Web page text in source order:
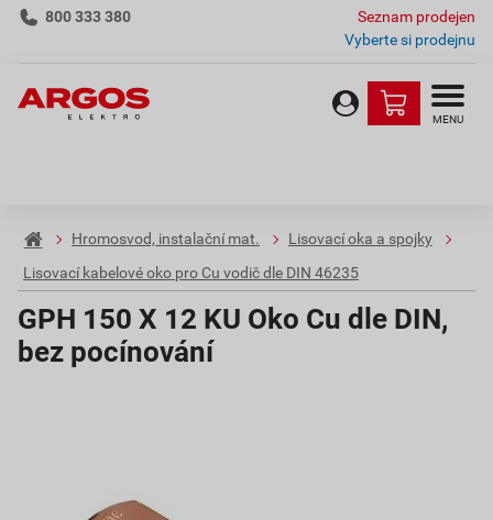
800 333 380
Seznam prodejen
Vyberte si prodejnu
MENU
Hromosvod, instalační mat.
Lisovací oka a spojky
Lisovací kabelové oko pro Cu vodič dle DIN 46235
GPH 150 X 12 KU Oko Cu dle DIN,
bez pocínování